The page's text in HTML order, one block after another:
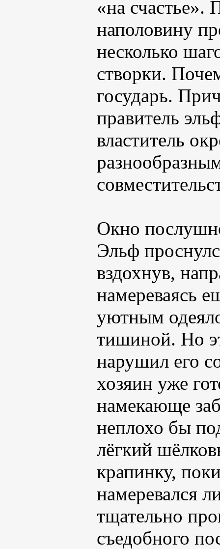
«на счастье».
наполовину
несколько
створки.
государь.
правитель
властитель
Окно
Эльф
вздохнув,
намереваясь
уютным
тишиной. Но
нарушил его
хозяин уже
намекающе
неплохо бы
лёгкий
крапинку,
намеревался
тщательно
съедобного